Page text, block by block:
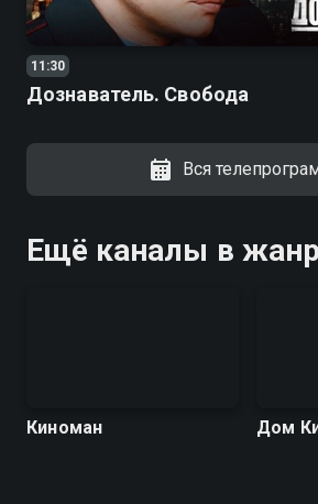
11:30
Дознаватель. Свобода
Вся
Ещё каналы в
Киноман Дом